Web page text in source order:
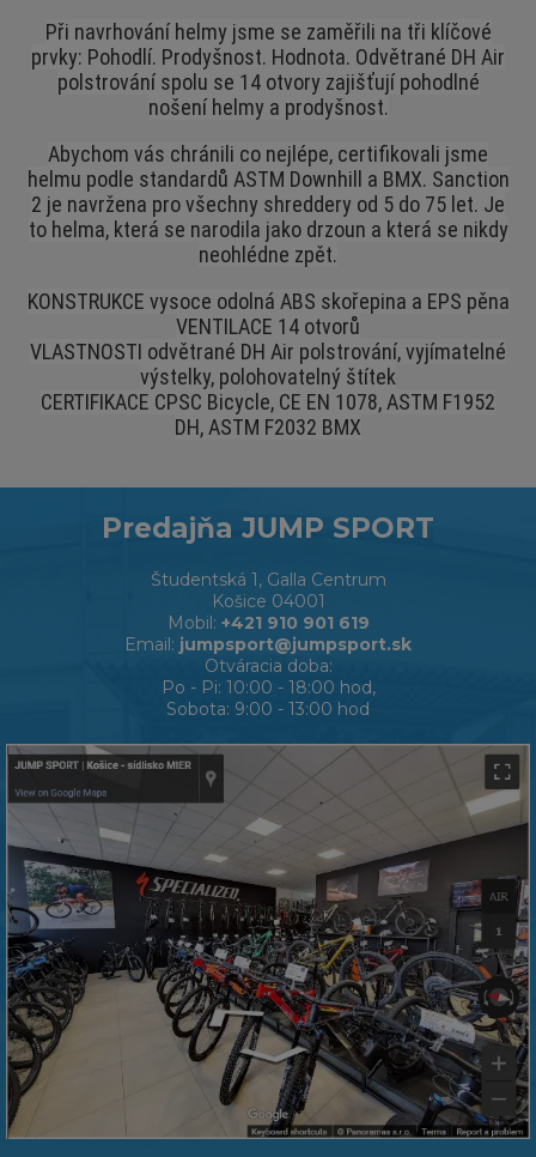
Při navrhování helmy jsme se zaměřili na tři klíčové
prvky: Pohodlí. Prodyšnost. Hodnota. Odvětrané DH Air
polstrování spolu se 14 otvory zajišťují pohodlné
nošení helmy a prodyšnost.
Abychom vás chránili co nejlépe, certifikovali jsme
helmu podle standardů ASTM Downhill a BMX. Sanction
2 je navržena pro všechny shreddery od 5 do 75 let. Je
to helma, která se narodila jako drzoun a která se nikdy
neohlédne zpět.
KONSTRUKCE vysoce odolná ABS skořepina a EPS pěna
VENTILACE 14 otvorů
VLASTNOSTI odvětrané DH Air polstrování, vyjímatelné
výstelky, polohovatelný štítek
CERTIFIKACE CPSC Bicycle, CE EN 1078, ASTM F1952
DH, ASTM F2032 BMX
Predajňa JUMP SPORT
Študentská 1, Galla Centrum
Košice 04001
Mobil: +421 910 901 619
Email: jumpsport@jumpsport.sk
Otváracia doba:
Po - Pi: 10:00 - 18:00 hod,
Sobota: 9:00 - 13:00 hod